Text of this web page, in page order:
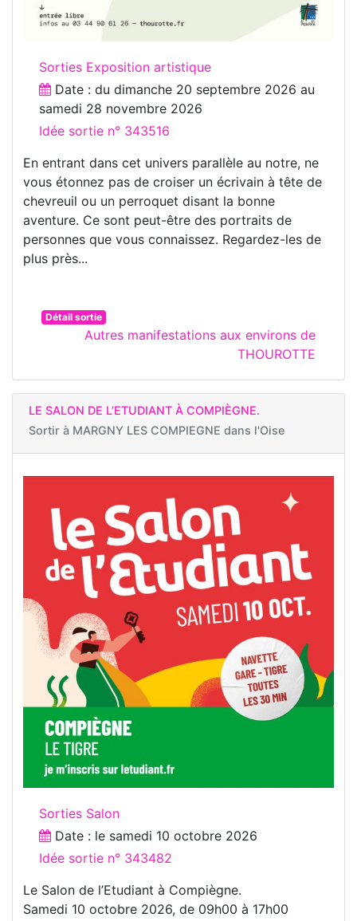
Sorties Exposition artistique
Date : du dimanche 20 septembre 2026 au
samedi 28 novembre 2026
Idée sortie n° 343516
En entrant dans cet univers parallèle au notre, ne
vous étonnez pas de croiser un écrivain à tête de
chevreuil ou un perroquet disant la bonne
aventure. Ce sont peut-être des portraits de
personnes que vous connaissez. Regardez-les de
plus près...
Détail sortie
Autres manifestations aux environs de
THOUROTTE
LE SALON DE L’ETUDIANT À COMPIÈGNE.
Sortir à MARGNY LES COMPIEGNE dans l'Oise
Sorties Salon
Date : le samedi 10 octobre 2026
Idée sortie n° 343482
Le Salon de l’Etudiant à Compiègne.
Samedi 10 octobre 2026, de 09h00 à 17h00